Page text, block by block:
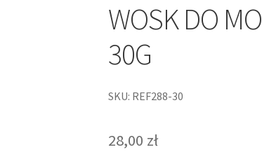
WOSK DO
30G
SKU: REF288-30
28,00 zł